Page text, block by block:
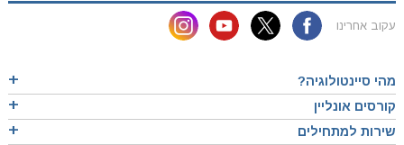
עקוב אחרינו
מהי סיינטולוגיה?
קורסים אונליין
שירות למתחילים